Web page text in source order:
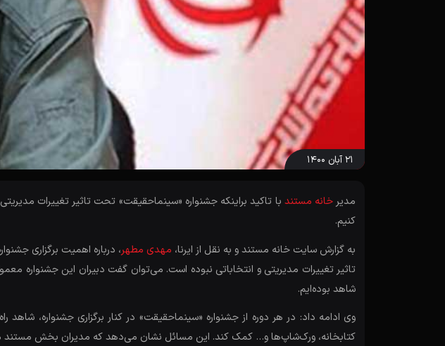
۲۱ آبان ۱۴۰۰
مدیرخانه مستند با تاکید براینکه جشنواره «سینماحقیقت» تحت تاثیر تغییرات
کنیم.
به گزارش سایت خانه مستند و به نقل از ایرنا، مهدی مطهر، درباره اهمیت برگزاری
تاثیر تغییرات مدیریتی و انتخاباتی نبوده است. می‌توان گفت دبیران این جشنواره
شاهد بوده‌ایم.
وی ادامه داد: در هر دوره از جشنواره «سینماحقیقت» در کنار برگزاری جشنواره،
کتابخانه، ورک‌شاپ‌ها و… کمک کند. این مسائل نشان می‌دهد که مدیران بخش مستند